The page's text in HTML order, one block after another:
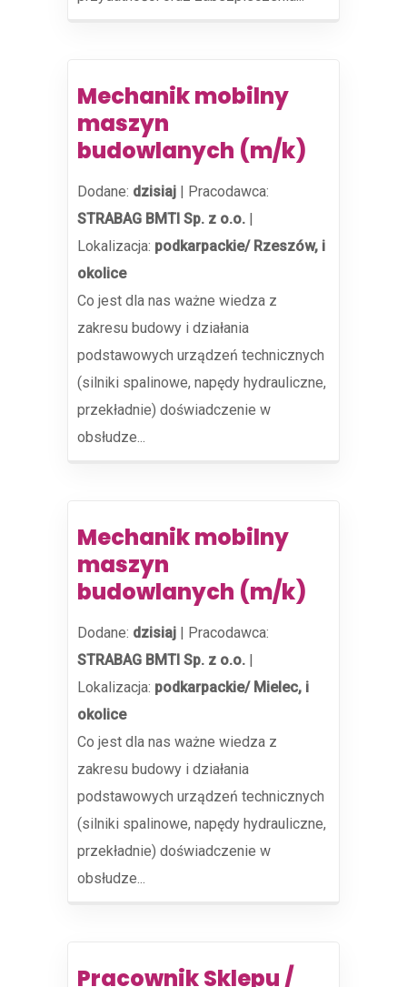
Mechanik mobilny
maszyn
budowlanych (m/k)
Dodane: dzisiaj | Pracodawca:
STRABAG BMTI Sp. z o.o. |
Lokalizacja: podkarpackie/ Rzeszów, i
okolice
Co jest dla nas ważne wiedza z
zakresu budowy i działania
podstawowych urządzeń technicznych
(silniki spalinowe, napędy hydrauliczne,
przekładnie) doświadczenie w
obsłudze...
Mechanik mobilny
maszyn
budowlanych (m/k)
Dodane: dzisiaj | Pracodawca:
STRABAG BMTI Sp. z o.o. |
Lokalizacja: podkarpackie/ Mielec, i
okolice
Co jest dla nas ważne wiedza z
zakresu budowy i działania
podstawowych urządzeń technicznych
(silniki spalinowe, napędy hydrauliczne,
przekładnie) doświadczenie w
obsłudze...
Pracownik Sklepu /